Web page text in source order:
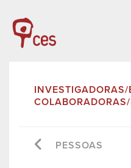
INVESTIGADORAS/
COLABORADORAS/
PESSOAS